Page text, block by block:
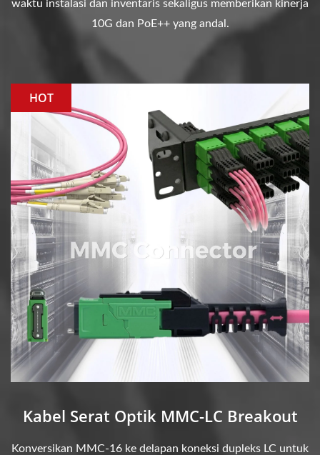
waktu instalasi dan inventaris sekaligus memberikan kinerja
10G dan PoE++ yang andal.
HOT
Kabel Serat Optik MMC-LC Breakout
Konversikan MMC-16 ke delapan koneksi dupleks LC untuk